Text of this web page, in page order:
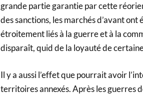
grande partie garantie par cette
des sanctions, les marchés d’avant
étroitement liés à la guerre et à la
disparaît, quid de la loyauté de
Il y a aussi l’effet que pourrait avoir
territoires annexés. Après les guerres